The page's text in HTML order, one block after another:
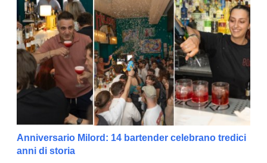
Anniversario Milord: 14 bartender celebrano tredici
anni di storia